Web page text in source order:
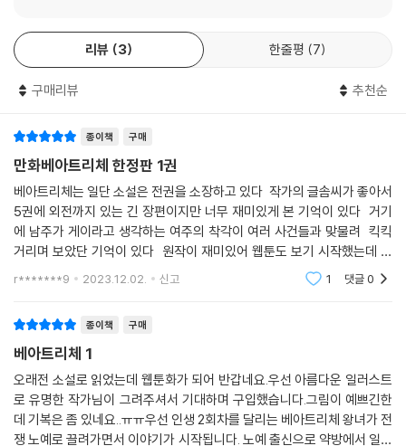
리뷰 3 한줄평 7
구매리뷰 추천순
종이책 구매
만화베아트리체 한정판 1권
베아트리체는 일단 소설은 전권을 소장하고 있다 작가의 글솜씨가 좋아서
5권에 외전까지 있는 긴 장편이지만 너무 재미있게 본 기억이 있다 거기
에 남주가 게이라고 생각하는 여주의 착각이 여러 사건들과 맞물려 킥킥
거리며 보았단 기억이 있다 원작이 재미있어 웹툰도 보기 시작했는데 다
r*******9 2023.12.02. 신고 1 댓글0
종이책 구매
베아트리체 1
오래전 소설로 읽었는데 웹툰화가 되어 반갑네요.우선 아름다운 일러스트
로 유명한 작가님이 그려주셔서 기대하며 구입했습니다.그림이 예쁘긴한
데 기복은 좀 있네요..ㅠㅠ우선 인생 2회차를 달리는 베아트리체 왕녀가 전
쟁 노예로 끌려가면서 이야기가 시작됩니다. 노예 출신으로 약방에서 일하